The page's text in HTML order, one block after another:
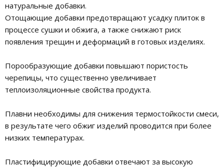
натуральные добавки.
Отощающие добавки предотвращают усадку плиток в
процессе сушки и обжига, а также снижают риск
появления трещин и деформаций в готовых изделиях.
Порообразующие добавки повышают пористость
черепицы, что существенно увеличивает
теплоизоляционные свойства продукта.
Плавни необходимы для снижения термостойкости смеси,
в результате чего обжиг изделий проводится при более
низких температурах.
Пластифицирующие добавки отвечают за высокую